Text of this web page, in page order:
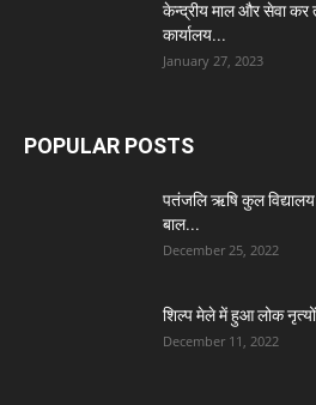
केन्द्रीय माल और सेवा कर
कार्यालय...
January 27, 2023
POPULAR POSTS
पतंजलि ऋषि कुल विद्यालय
बाल...
December 25, 2022
शिल्प मेले में हुआ लोक
December 11, 2022